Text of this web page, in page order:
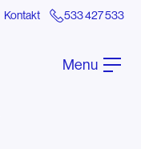
Kontakt 533 427 533
Menu